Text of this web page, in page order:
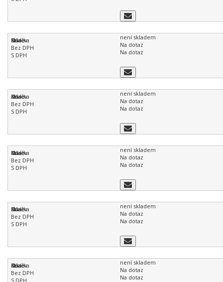
není skladem
Na dotaz
Na dotaz
není skladem
Na dotaz
Na dotaz
není skladem
Na dotaz
Na dotaz
není skladem
Na dotaz
Na dotaz
není skladem
Na dotaz
Na dotaz